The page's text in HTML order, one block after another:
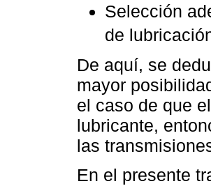
Selección
de
De aquí, se
mayor
el caso de que
lubricante,
las
En el presente